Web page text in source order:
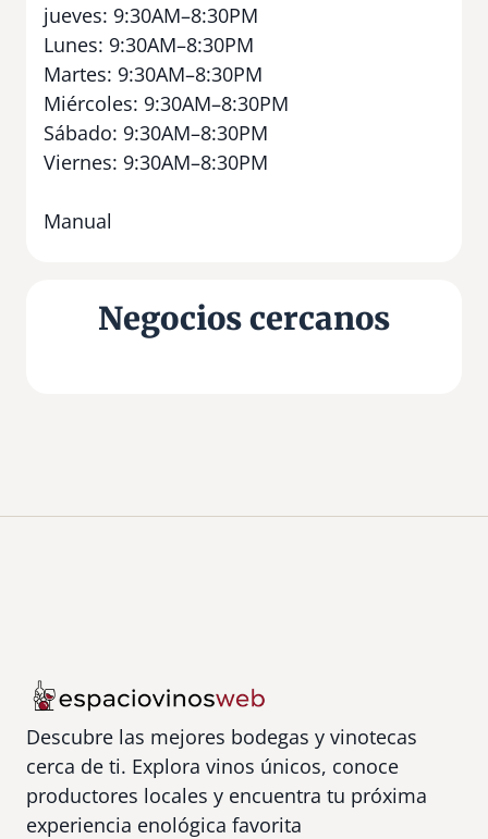
jueves: 9:30AM–8:30PM
Lunes: 9:30AM–8:30PM
Martes: 9:30AM–8:30PM
Miércoles: 9:30AM–8:30PM
Sábado: 9:30AM–8:30PM
Viernes: 9:30AM–8:30PM
Manual
Negocios cercanos
Descubre las mejores bodegas y vinotecas
cerca de ti. Explora vinos únicos, conoce
productores locales y encuentra tu próxima
experiencia enológica favorita